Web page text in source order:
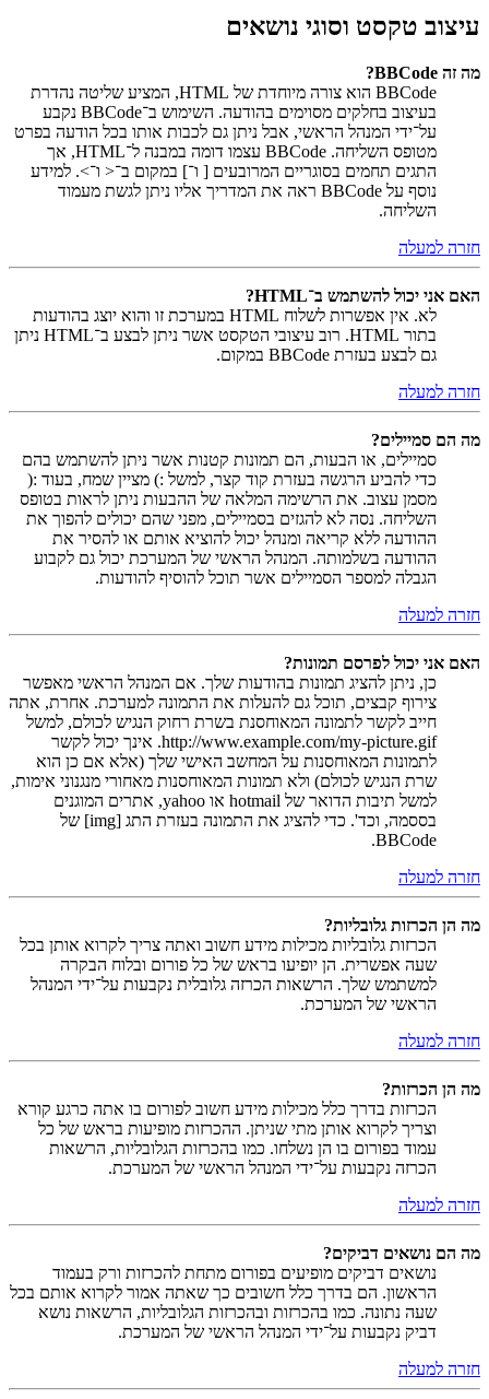
עיצוב טקסט וסוגי נושאים
מה זה BBCode?
BBCode הוא צורה מיוחדת של HTML, המציע שליטה נהדרת
בעיצוב בחלקים מסוימים בהודעה. השימוש ב־BBCode נקבע
על־ידי המנהל הראשי, אבל ניתן גם לכבות אותו בכל הודעה בפרט
מטופס השליחה. BBCode עצמו דומה במבנה ל־HTML, אך
התגים תחמים בסוגריים המרובעים [ ו־] במקום ב־< ו־>. למידע
נוסף על BBCode ראה את המדריך אליו ניתן לגשת מעמוד
השליחה.
חזרה למעלה
האם אני יכול להשתמש ב־HTML?
לא. אין אפשרות לשלוח HTML במערכת זו והוא יוצג בהודעות
בתור HTML. רוב עיצובי הטקסט אשר ניתן לבצע ב־HTML ניתן
גם לבצע בעזרת BBCode במקום.
חזרה למעלה
מה הם סמיילים?
סמיילים, או הבעות, הם תמונות קטנות אשר ניתן להשתמש בהם
כדי להביע הרגשה בעזרת קוד קצר, למשל :) מציין שמח, בעוד :(
מסמן עצוב. את הרשימה המלאה של ההבעות ניתן לראות בטופס
השליחה. נסה לא להגזים בסמיילים, מפני שהם יכולים להפוך את
ההודעה ללא קריאה ומנהל יכול להוציא אותם או להסיר את
ההודעה בשלמותה. המנהל הראשי של המערכת יכול גם לקבוע
הגבלה למספר הסמיילים אשר תוכל להוסיף להודעות.
חזרה למעלה
האם אני יכול לפרסם תמונות?
כן, ניתן להציג תמונות בהודעות שלך. אם המנהל הראשי מאפשר
צירוף קבצים, תוכל גם להעלות את התמונה למערכת. אחרת, אתה
חייב לקשר לתמונה המאוחסנת בשרת רחוק הנגיש לכולם, למשל
http://www.example.com/my-picture.gif. אינך יכול לקשר
לתמונות המאוחסנות על המחשב האישי שלך (אלא אם כן הוא
שרת הנגיש לכולם) ולא תמונות המאוחסנות מאחורי מנגנוני אימות,
למשל תיבות הדואר של hotmail או yahoo, אתרים המוגנים
בססמה, וכד'. כדי להציג את התמונה בעזרת התג [img] של
BBCode.
חזרה למעלה
מה הן הכרזות גלובליות?
הכרזות גלובליות מכילות מידע חשוב ואתה צריך לקרוא אותן בכל
שעה אפשרית. הן יופיעו בראש של כל פורום ובלוח הבקרה
למשתמש שלך. הרשאות הכרזה גלובלית נקבעות על־ידי המנהל
הראשי של המערכת.
חזרה למעלה
מה הן הכרזות?
הכרזות בדרך כלל מכילות מידע חשוב לפורום בו אתה כרגע קורא
וצריך לקרוא אותן מתי שניתן. ההכרזות מופיעות בראש של כל
עמוד בפורום בו הן נשלחו. כמו בהכרזות הגלובליות, הרשאות
הכרזה נקבעות על־ידי המנהל הראשי של המערכת.
חזרה למעלה
מה הם נושאים דביקים?
נושאים דביקים מופיעים בפורום מתחת להכרזות ורק בעמוד
הראשון. הם בדרך כלל חשובים כך שאתה אמור לקרוא אותם בכל
שעה נתונה. כמו בהכרזות ובהכרזות הגלובליות, הרשאות נושא
דביק נקבעות על־ידי המנהל הראשי של המערכת.
חזרה למעלה